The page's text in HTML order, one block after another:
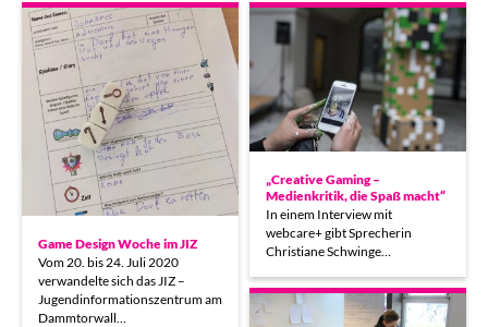
Game Design Woche im JIZ
Vom 20. bis 24. Juli 2020
verwandelte sich das JIZ –
Jugendinformationszentrum am
Dammtorwall…
„Creative Gaming –
Medienkritik, die Spaß macht“
In einem Interview mit
webcare+ gibt Sprecherin
Christiane Schwinge…